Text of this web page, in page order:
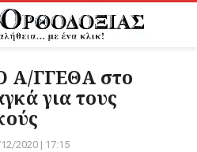
Α/ΓΓΕΘΑ στο
για τους
2020 | 17:15